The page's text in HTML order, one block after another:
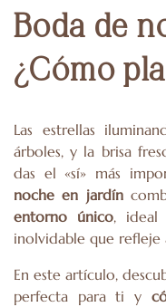
Boda de
¿Cómo
Las estrellas
árboles, y la brisa
das el «sí» más
noche en jardín
entorno único, ideal
inolvidable que
En este artículo,
perfecta para ti y